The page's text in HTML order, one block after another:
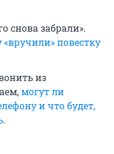
снова забрали».
повестку
из
могут ли
и что будет,
.